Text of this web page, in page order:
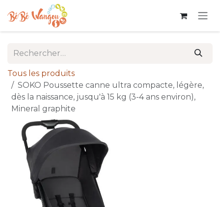
Se rendre au contenu
Tous les produits
SOKO Poussette canne ultra compacte, légère,
dès la naissance, jusqu'à 15 kg (3-4 ans environ),
Mineral graphite